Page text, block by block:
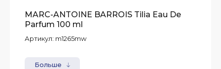
MARC-ANTOINE BARROIS Tilia Eau De
Parfum 100 ml
Артикул: m1265mw
Больше